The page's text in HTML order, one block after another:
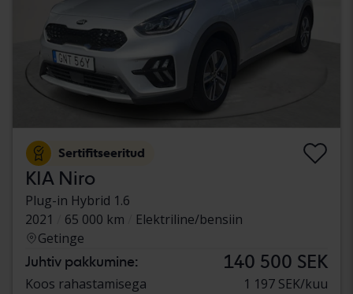
Sertifitseeritud
KIA Niro
Plug-in Hybrid 1.6
2021
65 000 km
Elektriline/bensiin
Getinge
Juhtiv pakkumine: 140 500 SEK
Koos rahastamisega 1 197 SEK/kuu